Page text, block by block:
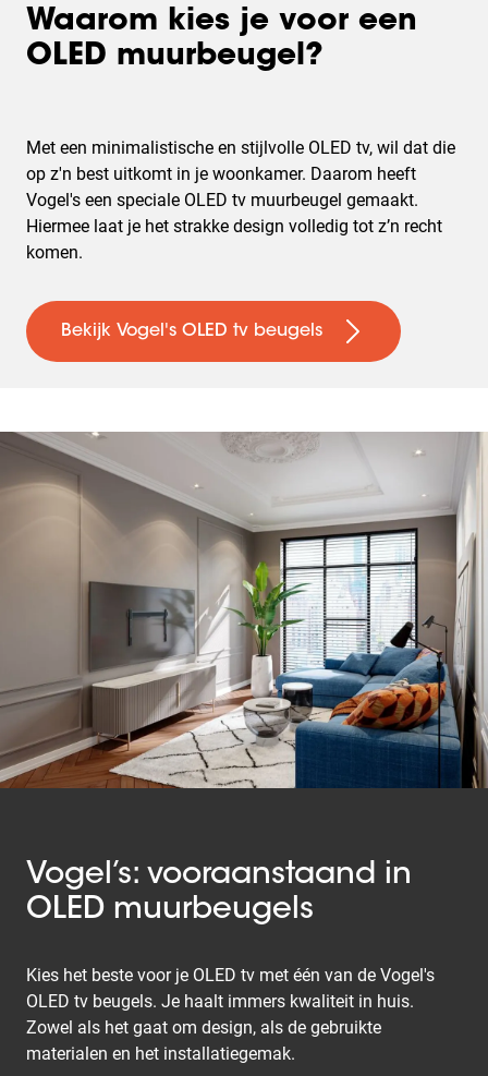
Waarom kies je voor een
OLED muurbeugel?
Met een minimalistische en stijlvolle OLED tv, wil dat die
op z'n best uitkomt in je woonkamer. Daarom heeft
Vogel's een speciale OLED tv muurbeugel gemaakt.
Hiermee laat je het strakke design volledig tot z’n recht
komen.
Bekijk Vogel's OLED tv beugels
Vogel’s: vooraanstaand in
OLED muurbeugels
Kies het beste voor je OLED tv met één van de Vogel's
OLED tv beugels. Je haalt immers kwaliteit in huis.
Zowel als het gaat om design, als de gebruikte
materialen en het installatiegemak.